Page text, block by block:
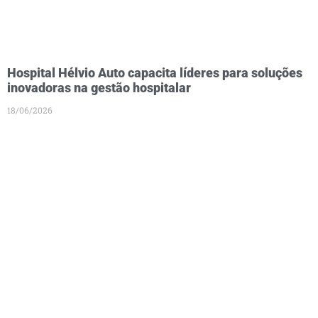
Hospital Hélvio Auto capacita líderes para soluções
inovadoras na gestão hospitalar
18/06/2026